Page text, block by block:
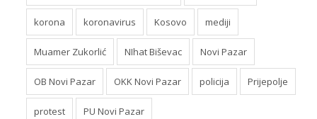
korona koronavirus Kosovo mediji
Muamer Zukorlić NIhat Biševac Novi Pazar
OB Novi Pazar OKK Novi Pazar policija Prijepolje
protest PU Novi Pazar